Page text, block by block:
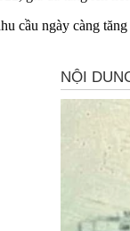
cầu ngày càng